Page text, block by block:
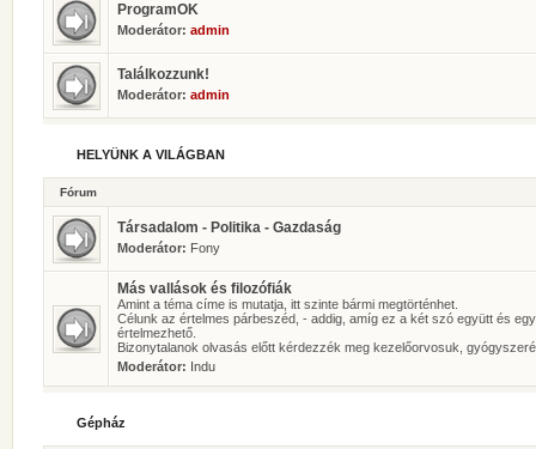
ProgramOK
Moderátor: admin
Találkozzunk!
Moderátor: admin
HELYÜNK A VILÁGBAN
Fórum
Társadalom - Politika - Gazdaság
Moderátor: Fony
Más vallások és filozófiák
Amint a téma címe is mutatja, itt szinte bármi megtörténhet.
Célunk az értelmes párbeszéd, - addig, amíg ez a két szó együtt és
értelmezhető.
Bizonytalanok olvasás előtt kérdezzék meg kezelőorvosuk,
Moderátor: Indu
Gépház